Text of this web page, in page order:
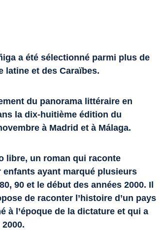
a été sélectionné parmi plus de
latine et des Caraïbes.
du panorama littéraire en
la dix-huitième édition du
à Madrid et à Málaga.
libre, un roman qui raconte
enfants ayant marqué plusieurs
90 et le début des années 2000. Il
de raconter l’histoire d’un pays
à l’époque de la dictature et qui a